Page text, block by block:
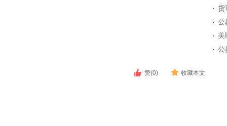
货
公
美
公
赞(0) 收藏本文